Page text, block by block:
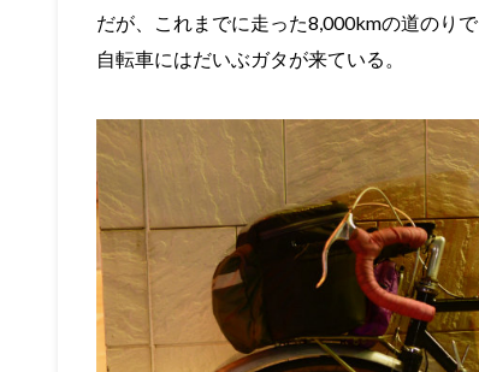
だが、これまでに走った8,000kmの道のりで
自転車にはだいぶガタが来ている。